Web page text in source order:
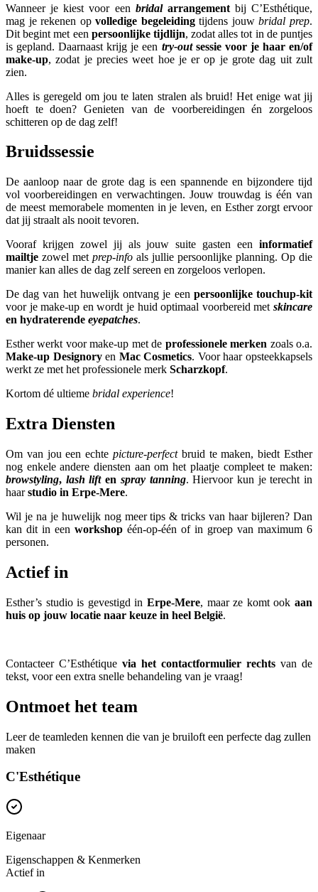
Wanneer je kiest voor een bridalarrangementbij C’Esthétique,
mag je rekenen opvolledige begeleidingtijdens jouwbridal prep.
Dit begint met een persoonlijke tijdlijn, zodat alles tot in de puntjes
is gepland. Daarnaast krijg je een try-outsessie voor je haar en/of
make-up, zodat je precies weet hoe je er op je grote dag uit zult
zien.
Alles is geregeld om jou te laten stralen als bruid! Het enige wat jij
hoeft te doen? Genieten van de voorbereidingen én zorgeloos
schitteren op de dag zelf!
Bruidssessie
De aanloop naar de grote dag is een spannende en bijzondere tijd
vol voorbereidingen en verwachtingen. Jouw trouwdag is één van
de meest memorabele momenten in je leven, en Esther zorgt ervoor
dat jij straalt als nooit tevoren.
Vooraf krijgen zowel jij als jouw suite gasten een informatief
mailtje zowel met prep-info als jullie persoonlijke planning. Op die
manier kan alles de dag zelf sereen en zorgeloos verlopen.
De dag van het huwelijk ontvang je een persoonlijke touchup-kit
voor je make-up en wordt je huid optimaal voorbereid met skincare
en hydraterende eyepatches.
Esther werkt voor make-up met de professionele merken zoals o.a.
Make-up Designoryen Mac Cosmetics. Voor haar opsteekkapsels
werkt ze met het professionele merk Scharzkopf.
Kortom dé ultieme bridal experience!
Extra Diensten
Om van jou een echte picture-perfectbruid te maken, biedt Esther
nog enkele andere diensten aan om het plaatje compleet te maken:
browstyling, lash liften spray tanning. Hiervoor kun je terecht in
haarstudio in Erpe-Mere.
Wil je na je huwelijk nog meer tips & tricks van haar bijleren? Dan
kan dit in een workshop één-op-één of in groep van maximum 6
personen.
Actief in
Esther’s studio is gevestigd in Erpe-Mere, maar ze komt ook aan
huis op jouw locatie naar keuze in heel België.
Contacteer C’Esthétique via het contactformulier rechts van de
tekst, voor een extra snelle behandeling van je vraag!
Ontmoet het team
Leer de teamleden kennen die van je bruiloft een perfecte dag zullen
maken
C'Esthétique
Eigenaar
Eigenschappen & Kenmerken
Actief in